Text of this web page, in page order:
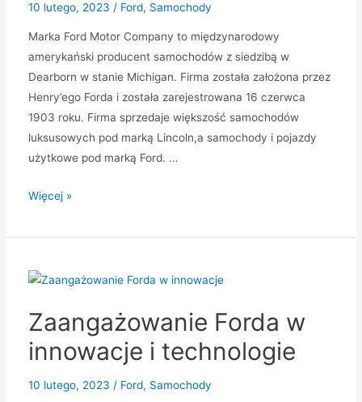
10 lutego, 2023 / Ford, Samochody
Marka Ford Motor Company to międzynarodowy
amerykański producent samochodów z siedzibą w
Dearborn w stanie Michigan. Firma została założona przez
Henry’ego Forda i została zarejestrowana 16 czerwca
1903 roku. Firma sprzedaje większość samochodów
luksusowych pod marką Lincoln,a samochody i pojazdy
użytkowe pod marką Ford. …
Plany
na
Więcej »
Zaangażowanie Forda w
innowacje i technologie
10 lutego, 2023 / Ford, Samochody